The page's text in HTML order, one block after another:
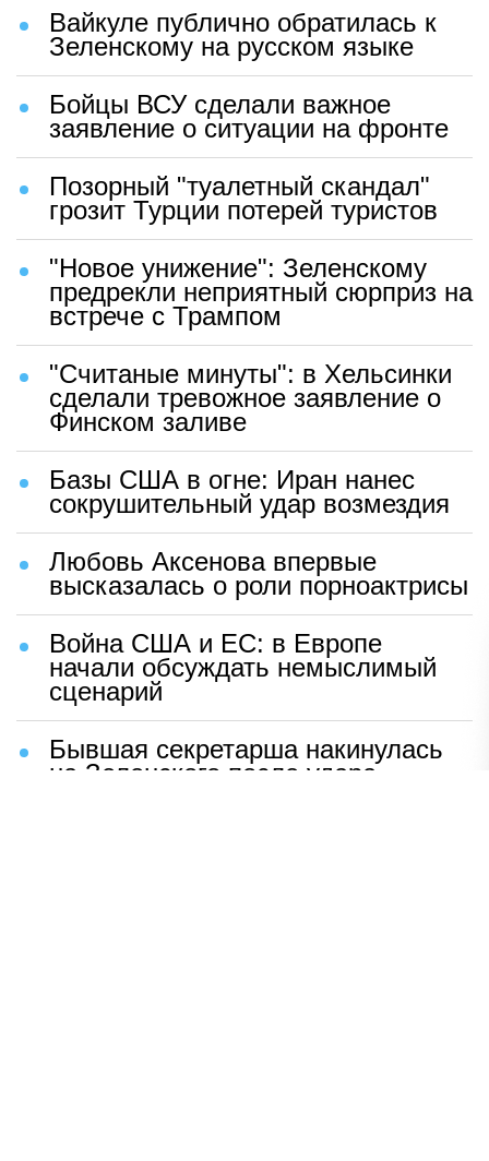
Вайкуле публично обратилась к
Зеленскому на русском языке
Бойцы ВСУ сделали важное
заявление о ситуации на фронте
Позорный "туалетный скандал"
грозит Турции потерей туристов
"Новое унижение": Зеленскому
предрекли неприятный сюрприз на
встрече с Трампом
"Считаные минуты": в Хельсинки
сделали тревожное заявление о
Финском заливе
Базы США в огне: Иран нанес
сокрушительный удар возмездия
Любовь Аксенова впервые
высказалась о роли порноактрисы
Война США и ЕС: в Европе
начали обсуждать немыслимый
сценарий
Бывшая секретарша накинулась
на Зеленского после удара